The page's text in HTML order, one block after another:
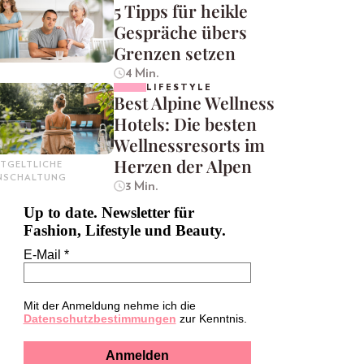
5 Tipps für heikle
Gespräche übers
Grenzen setzen
4 Min.
LIFESTYLE
Best Alpine Wellness
Hotels: Die besten
Wellnessresorts im
Herzen der Alpen
3 Min.